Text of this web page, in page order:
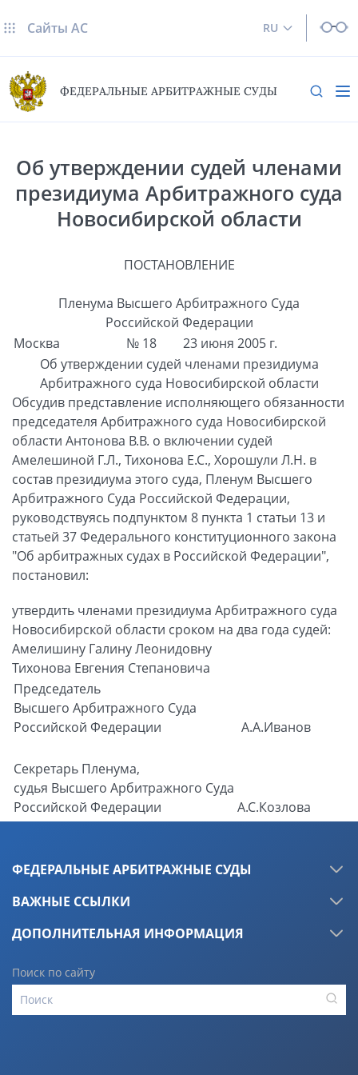
RU
Сайты AC
ФЕДЕРАЛЬНЫЕ АРБИТРАЖНЫЕ СУДЫ
Об утверждении судей членами
президиума Арбитражного суда
Новосибирской области
ПОСТАНОВЛЕНИЕ
Пленума Высшего Арбитражного Суда
Российской Федерации
Москва
№ 18
23 июня 2005 г.
Об утверждении судей членами президиума
Арбитражного суда Новосибирской области
Обсудив представление исполняющего обязанности
председателя Арбитражного суда Новосибирской
области Антонова В.В. о включении судей
Амелешиной Г.Л., Тихонова Е.С., Хорошули Л.Н. в
состав президиума этого суда, Пленум Высшего
Арбитражного Суда Российской Федерации,
руководствуясь подпунктом 8 пункта 1 статьи 13 и
статьей 37 Федерального конституционного закона
"Об арбитражных судах в Российской Федерации",
постановил:
утвердить членами президиума Арбитражного суда
Новосибирской области сроком на два года судей:
Амелишину Галину Леонидовну
Тихонова Евгения Степановича
Председатель
Высшего Арбитражного Суда
Российской Федерации
А.А.Иванов
Секретарь Пленума,
судья Высшего Арбитражного Суда
Российской Федерации
А.С.Козлова
ФЕДЕРАЛЬНЫЕ АРБИТРАЖНЫЕ СУДЫ
ВАЖНЫЕ ССЫЛКИ
ДОПОЛНИТЕЛЬНАЯ ИНФОРМАЦИЯ
Поиск по сайту